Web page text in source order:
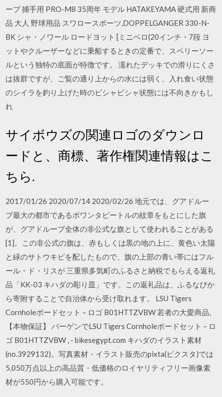
ーブ 捕手用 PRO-M8 35周年 モデル HATAKEYAMA 硬式用 新商
品 大人 野球用品 スワロースポーツ,DOPPELGANGER 330-N-
BK シャ・ノワール ロードヨット [ミニベロ(20インチ・7段 ヨ
ットやクルーザーなどに乗船するときの定番で、スペリーソー
ルという独特の底面が特徴です。 濡れたデッキでの滑りにくさ
は抜群ですが、ご覧の通り上からの水には弱く、入れ食い状態
のシイラを釣り上げた時のビシャビシャ状態には不向きかもし
れ
サイボウズの関連ロゴのダウンロ
ードと、商標、著作権関連情報はこ
ちら.
2017/01/26 2020/07/14 2020/02/26 地元では、グアドルー
プ最大の都市であるポワンタピートルの紋章をもとにした旗
が、グアドループ全体の非公式な旗として使われることがある
[1]。この非公式の旗は、赤もしくは黒の地の上に、黄色い太陽
と緑のサトウキビを配したもので、旗の上部の青い帯にはフル
ール・ド・リスが 三重県多気町のふるさと納税でもらえる返礼
品「KK-03 キハダの彫り皿」です。この返礼品は、ふるなびか
ら寄附することで自治体から受け取れます。 LSU Tigers
Cornholeボードセット – ロゴ B01HTTZVBW 若者の大愛商品,
【本物保証】 バーゲンでLSU Tigers Cornholeボードセット – ロ
ゴ B01HTTZVBW , - bikesegypt.com キハダのイラスト素材
(no.3929132)。写真素材・イラスト販売のpixta(ピクスタ)では
5,050万点以上の高品質・低価格のロイヤリティフリー画像素
材が550円から購入可能です。